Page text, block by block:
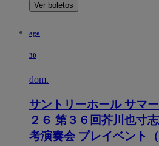
Ver boletos
ago
30
dom.
サントリーホール サマ
２６ 第３６回芥川也寸
考演奏会 プレイベント